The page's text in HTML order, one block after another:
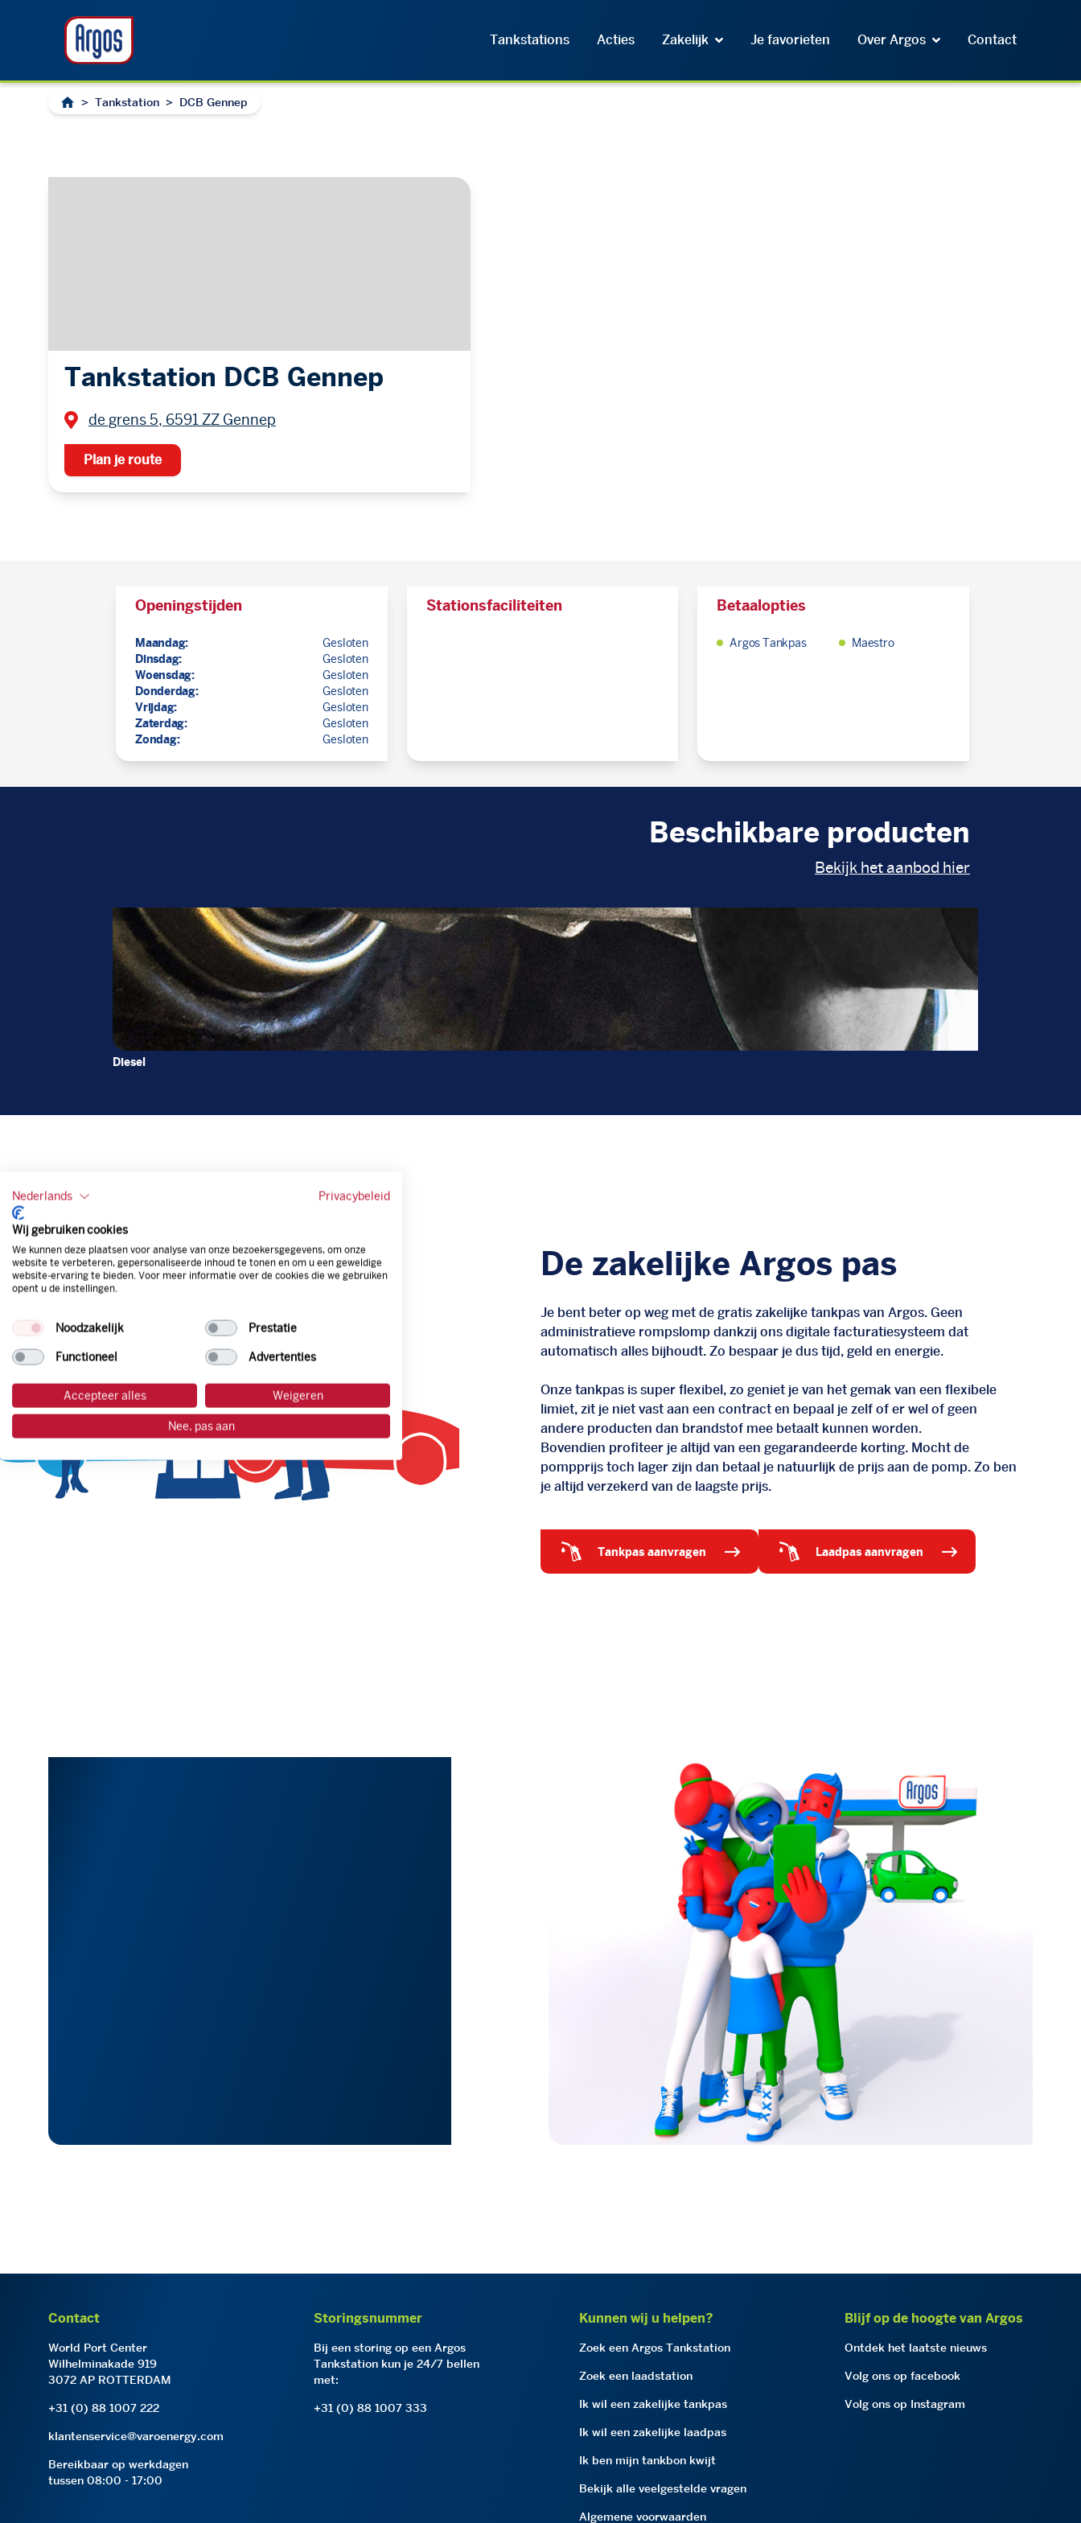
Tankstations Acties Zakelijk Je favorieten Over Argos Contact
> Tankstation > DCB Gennep
Tankstation DCB Gennep
de grens 5, 6591 ZZ Gennep
Plan je route
Openingstijden
Maandag:
Gesloten
Dinsdag:
Gesloten
Woensdag:
Gesloten
Donderdag:
Gesloten
Vrijdag:
Gesloten
Zaterdag:
Gesloten
Zondag:
Gesloten
Stationsfaciliteiten Betaalopties
Argos Tankpas Maestro
Beschikbare producten
Bekijk het aanbod hier
Diesel
De zakelijke Argos pas
Je bent beter op weg met de gratis zakelijke tankpas van Argos. Geen
administratieve rompslomp dankzij ons digitale facturatiesysteem dat
automatisch alles bijhoudt. Zo bespaar je dus tijd, geld en energie.
Onze tankpas is super flexibel, zo geniet je van het gemak van een flexibele
limiet, zit je niet vast aan een contract en bepaal je zelf of er wel of geen
andere producten dan brandstof mee betaalt kunnen worden.
Bovendien profiteer je altijd van een gegarandeerde korting. Mocht de
pompprijs toch lager zijn dan betaal je natuurlijk de prijs aan de pomp. Zo ben
je altijd verzekerd van de laagste prijs.
tankpas aanvragen laadpas aanvragen
Contact
World Port Center
Wilhelminakade 919
3072 AP ROTTERDAM
+31 (0) 88 1007 222
klantenservice@varoenergy.com
Bereikbaar op werkdagen
tussen 08:00 - 17:00
Storingsnummer
Bij een storing op een Argos
Tankstation kun je 24/7 bellen
met:
+31 (0) 88 1007 333
Kunnen wij u helpen?
Zoek een Argos Tankstation
Zoek een laadstation
Ik wil een zakelijke tankpas
Ik wil een zakelijke laadpas
Ik ben mijn tankbon kwijt
Bekijk alle veelgestelde vragen
Algemene voorwaarden
Blijf op de hoogte van Argos
Ontdek het laatste nieuws
Volg ons op facebook
Volg ons op Instagram
Nederlands Privacybeleid
Wij gebruiken cookies
We kunnen deze plaatsen voor analyse van onze bezoekersgegevens, om onze
website te verbeteren, gepersonaliseerde inhoud te tonen en om u een geweldige
website-ervaring te bieden. Voor meer informatie over de cookies die we gebruiken
opent u de instellingen.
Noodzakelijk Prestatie
Functioneel Advertenties
Accepteer alles Weigeren
Nee, pas aan